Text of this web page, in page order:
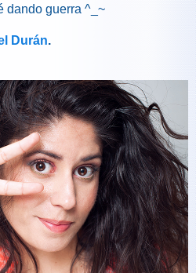
dando guerra ^_~
Durán.